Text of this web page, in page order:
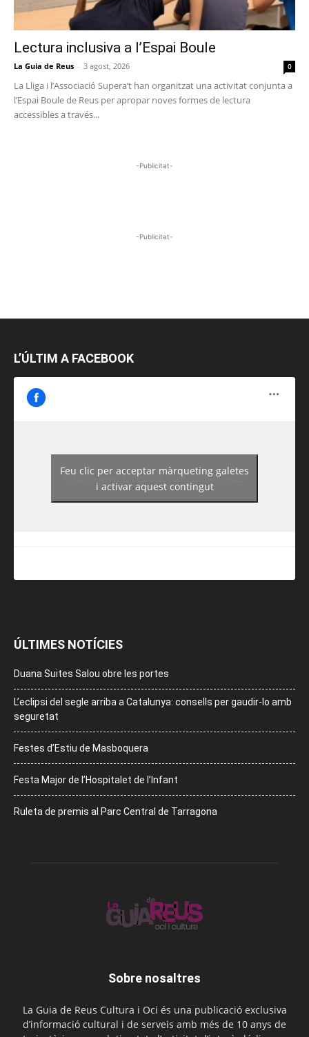
Lectura inclusiva a l’Espai Boule
La Guia de Reus - 3 agost, 2026 0
La Lliga i l’Associació Supera’t han organitzat una activitat conjunta a
l’Espai Boule de Reus per apropar noves formes de lectura
accessibles a través...
-Publicitat-
-Publicitat-
L’ÚLTIM A FACEBOOK
https://www.facebook.com/guiadereus/
Feu clic per acceptar màrqueting galetes
i activar aquest contingut
ÚLTIMES NOTÍCIES
Duana Suites Salou obre les portes
L’eclipsi del segle arriba a Catalunya: consells per gaudir-lo amb
seguretat
Festes d’Estiu de Masboquera
Festa Major de l’Hospitalet de l’Infant
Ruleta de premis al Parc Central de Tarragona
Sobre nosaltres
La Guia de Reus Cultura i Oci és una publicació exclusiva
d’informació cultural i de serveis amb més de 10 anys de